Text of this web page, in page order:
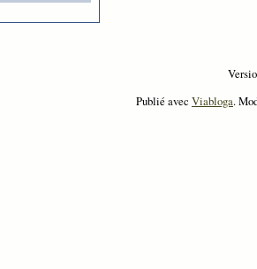
Publié avec Viabloga.